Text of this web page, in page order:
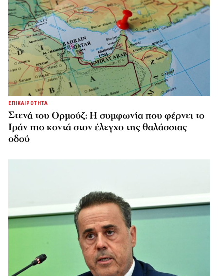
ΕΠΙΚΑΙΡΟΤΗΤΑ
Στενά του Ορμούζ: Η συμφωνία που φέρνει το
Ιράν πιο κοντά στον έλεγχο της θαλάσσιας
οδού